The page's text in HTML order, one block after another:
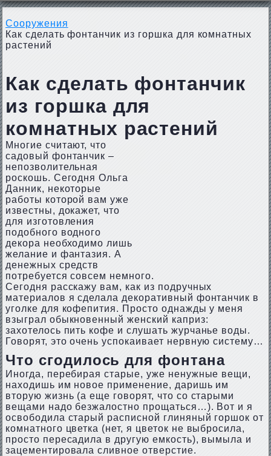
Сооружения
Как сделать фонтанчик из горшка для комнатных
растений
Как сделать фонтанчик
из горшка для
комнатных растений
Многие считают, что
садовый фонтанчик –
непозволительная
роскошь. Сегодня Ольга
Данник, некоторые
работы которой вам уже
известны, докажет, что
для изготовления
подобного водного
декора необходимо лишь
желание и фантазия. А
денежных средств
потребуется совсем немного.
Сегодня расскажу вам, как из подручных
материалов я сделала декоративный фонтанчик в
уголке для кофепития. Просто однажды у меня
взыграл обыкновенный женский каприз:
захотелось пить кофе и слушать журчанье воды.
Говорят, это очень успокаивает нервную систему…
Что сгодилось для фонтана
Иногда, перебирая старые, уже ненужные вещи,
находишь им новое применение, даришь им
вторую жизнь (а еще говорят, что со старыми
вещами надо безжалостно прощаться…). Вот и я
освободила старый расписной глиняный горшок от
комнатного цветка (нет, я цветок не выбросила,
просто пересадила в другую емкость), вымыла и
зацементировала сливное отверстие.